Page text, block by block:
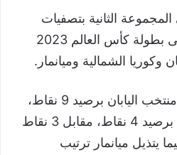
الثانية بتصفيات
القارة الآسيوية المؤهلة إلى بطولة كأس العالم 2023
وكوريا الشمالية وميانمار.
ويتصدر ترتيب المجموعة منتخب اليابان برصيد 9 نقاط،
ويأتي خلفه منتخب سوريا برصيد 4 نقاط، مقابل 3 نقاط
يتذيل ميانمار ترتيب